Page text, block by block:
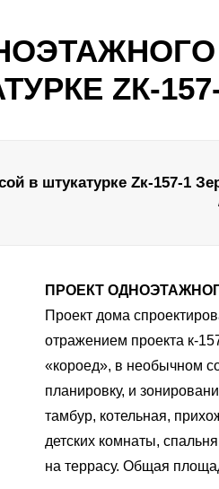
ZК-
в штукатурке Zк-157-1
ПРОЕКТ
Проект дома
отражением проекта к-
«короед», в необычном
планировку, и
тамбур, котельная,
детских комнаты,
на террасу. Общая